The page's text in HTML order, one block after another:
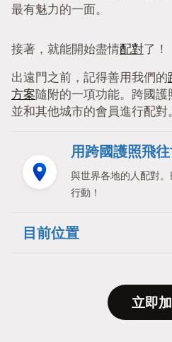
最有魅力的一面。
接著，就能開始盡情配對了！
出遠門之前，記得善用我們的
方案隨附的一項功能。跨國護
並和其他城市的會員進行配對。
用跨國護照飛
與世界各地的人配對
行動！
目前位置
立即